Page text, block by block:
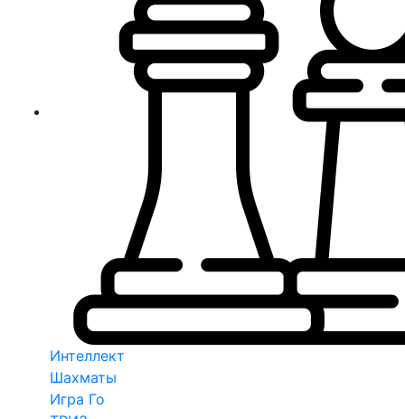
Интеллект
Шахматы
Игра Го